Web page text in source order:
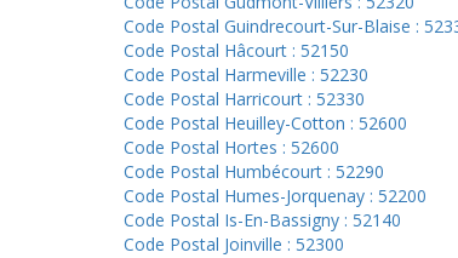
Code Postal Guindrecourt-Sur-Blaise :
Code Postal Hâcourt : 52150
Code Postal Harmeville : 52230
Code Postal Harricourt : 52330
Code Postal Heuilley-Cotton : 52600
Code Postal Hortes : 52600
Code Postal Humbécourt : 52290
Code Postal Humes-Jorquenay : 52200
Code Postal Is-En-Bassigny : 52140
Code Postal Joinville : 52300